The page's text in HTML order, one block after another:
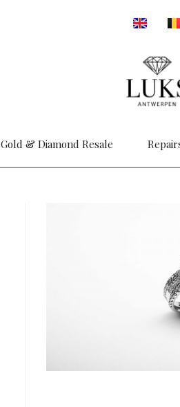
Gold & Diamond Resale